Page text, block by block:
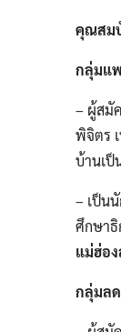
คุณสม
กลุ่มแ
– ผู้สมั
พิจิตร
บ้านเป็
– เป็น
ศึกษาธิ
แม่ฮ่อ
กลุ่มลด